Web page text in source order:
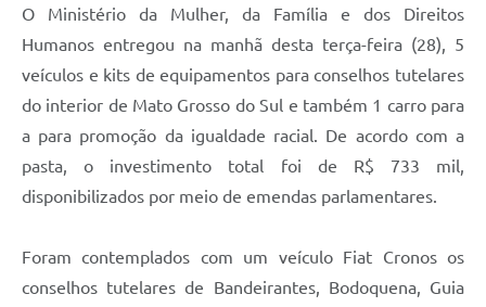
O Ministério da Mulher, da Família e dos Direitos
Humanos entregou na manhã desta terça-feira (28), 5
veículos e kits de equipamentos para conselhos tutelares
do interior de Mato Grosso do Sul e também 1 carro para
a para promoção da igualdade racial. De acordo com a
pasta, o investimento total foi de R$ 733 mil,
disponibilizados por meio de emendas parlamentares.
Foram contemplados com um veículo Fiat Cronos os
conselhos tutelares de Bandeirantes, Bodoquena, Guia